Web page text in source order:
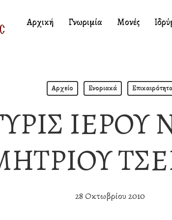
Αρχική Γνωριμία Μονές
Αρχείο Ενοριακά
ΙΕΡΟΥ
28 Οκτωβρίου 2010